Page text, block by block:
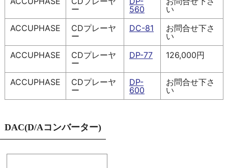
ー
560
い
ACCUPHASE
CDプレーヤ
ー
DC-81
お問合せ下さ
い
ACCUPHASE
CDプレーヤ
ー
DP-77 126,000円
ACCUPHASE
CDプレーヤ
ー
DP-
600
お問合せ下さ
い
DAC(D/Aコンバーター)